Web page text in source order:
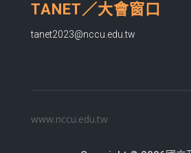
TANET／大會窗口
tanet2023@nccu.edu.tw
www.nccu.edu.tw